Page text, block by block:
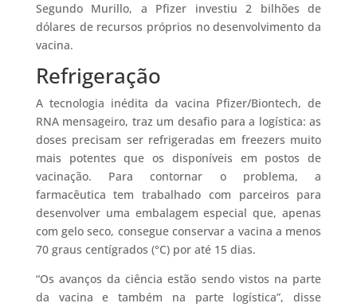
Segundo Murillo, a Pfizer investiu 2 bilhões de
dólares de recursos próprios no desenvolvimento da
vacina.
Refrigeração
A tecnologia inédita da vacina Pfizer/Biontech, de
RNA mensageiro, traz um desafio para a logística: as
doses precisam ser refrigeradas em freezers muito
mais potentes que os disponíveis em postos de
vacinação. Para contornar o problema, a
farmacêutica tem trabalhado com parceiros para
desenvolver uma embalagem especial que, apenas
com gelo seco, consegue conservar a vacina a menos
70 graus centígrados (°C) por até 15 dias.
“Os avanços da ciência estão sendo vistos na parte
da vacina e também na parte logística”, disse